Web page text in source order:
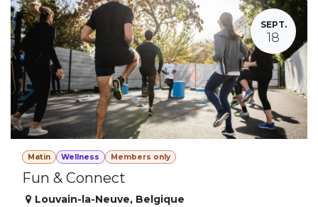
SEPT.
18
Matin Wellness Members only
Fun & Connect
Louvain-la-Neuve, Belgique